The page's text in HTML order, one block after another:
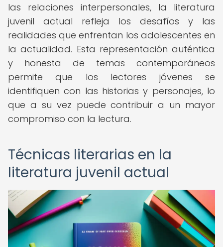
las relaciones interpersonales, la literatura
juvenil actual refleja los desafíos y las
realidades que enfrentan los adolescentes en
la actualidad. Esta representación auténtica
y honesta de temas contemporáneos
permite que los lectores jóvenes se
identifiquen con las historias y personajes, lo
que a su vez puede contribuir a un mayor
compromiso con la lectura.
Técnicas literarias en la
literatura juvenil actual